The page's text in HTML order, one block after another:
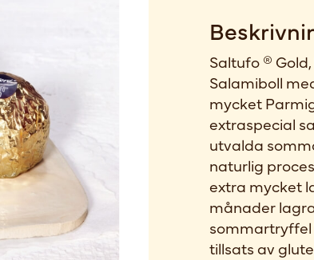
Saltufo ®
Salamiboll
mycket
extraspecial
utvalda
naturlig
extra mycket
månader
sommartryffel
tillsats av